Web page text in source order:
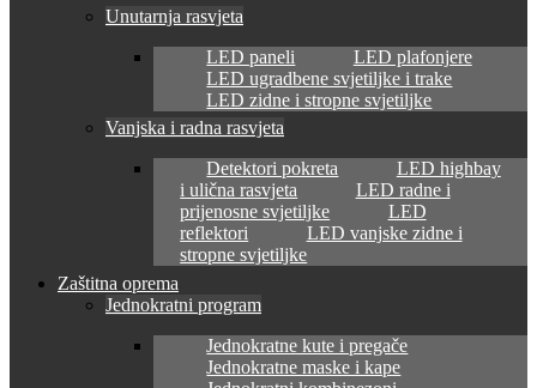
Unutarnja rasvjeta
LED paneli
LED plafonjere
LED ugradbene svjetiljke i trake
LED zidne i stropne svjetiljke
Vanjska i radna rasvjeta
Detektori pokreta
LED highbay
i ulična rasvjeta
LED radne i
prijenosne svjetiljke
LED
reflektori
LED vanjske zidne i
stropne svjetiljke
Zaštitna oprema
Jednokratni program
Jednokratne kute i pregače
Jednokratne maske i kape